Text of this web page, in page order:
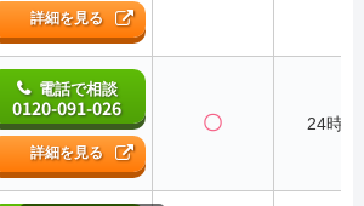
詳細を見る
電話で相談
0120-091-026
詳細を見る
〇 24時間